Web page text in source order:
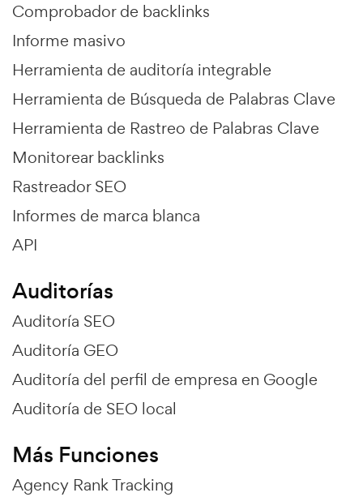
Comprobador de backlinks
Informe masivo
Herramienta de auditoría integrable
Herramienta de Búsqueda de Palabras Clave
Herramienta de Rastreo de Palabras Clave
Monitorear backlinks
Rastreador SEO
Informes de marca blanca
API
Auditorías
Auditoría SEO
Auditoría GEO
Auditoría del perfil de empresa en Google
Auditoría de SEO local
Más Funciones
Agency Rank Tracking